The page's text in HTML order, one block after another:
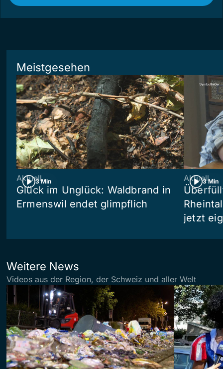
Meistgesehen
3 Min
Aktuell
Glück im Unglück: Waldbrand in
Ermenswil endet glimpflich
3 Min
Aktuell
jetzt
Weitere News
Videos aus der Region, der Schweiz und aller Welt